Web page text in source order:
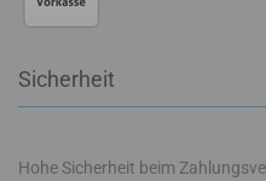
Sicherheit
Hohe Sicherheit beim